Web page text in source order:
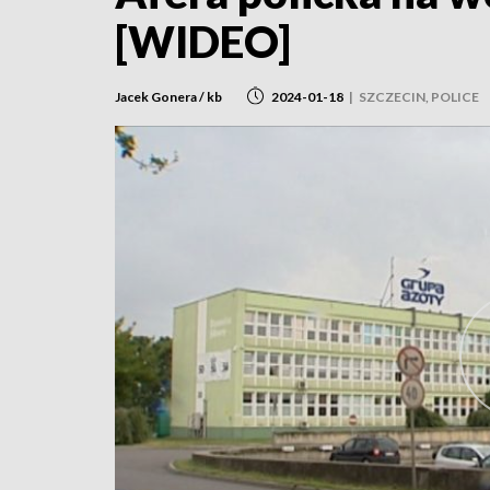
[WIDEO]
Jacek Gonera / kb 2024-01-18 | SZCZECIN, POLICE